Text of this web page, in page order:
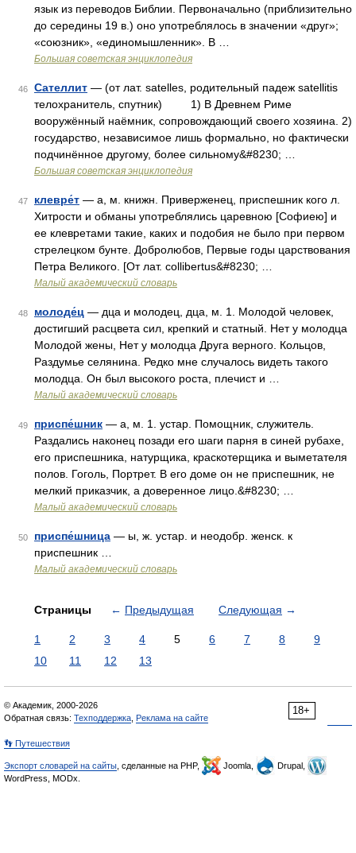
язык из переводов Библии. Первоначально (приблизительно
до середины 19 в.) оно употреблялось в значении «друг»;
«союзник», «единомышленник». В …
Большая советская энциклопедия
46 Сателлит — (от лат. satelles, родительный падеж satellitis
телохранитель, спутник) 1) В Древнем Риме
вооружённый наёмник, сопровождающий своего хозяина. 2)
государство, независимое лишь формально, но фактически
подчинённое другому, более сильному&#8230; …
Большая советская энциклопедия
47 клевре́т — а, м. книжн. Приверженец, приспешник кого л.
Хитрости и обманы употреблялись царевною [Софиею] и
ее клевретами такие, каких и подобия не было при первом
стрелецком бунте. Добролюбов, Первые годы царствования
Петра Великого. [От лат. collibertus&#8230; …
Малый академический словарь
48 молоде́ц — дца и молодец, дца, м. 1. Молодой человек,
достигший расцвета сил, крепкий и статный. Нет у молодца
Молодой жены, Нет у молодца Друга верного. Кольцов,
Раздумье селянина. Редко мне случалось видеть такого
молодца. Он был высокого роста, плечист и …
Малый академический словарь
49 приспе́шник — а, м. 1. устар. Помощник, служитель.
Раздались наконец позади его шаги парня в синей рубахе,
его приспешника, натурщика, краскотерщика и выметателя
полов. Гоголь, Портрет. В его доме он не приспешник, не
мелкий приказчик, а доверенное лицо.&#8230; …
Малый академический словарь
50 приспе́шница — ы, ж. устар. и неодобр. женск. к
приспешник …
Малый академический словарь
Страницы ← Предыдущая Следующая →
1 2 3 4 5 6 7 8
9
10
11 12 13
18+
© Академик, 2000-2026
Обратная связь: Техподдержка Реклама на сайте
👣 Путешествия
Экспорт словарей на сайты , сделанные на PHP, Joomla,
Drupal,
WordPress, MODx.